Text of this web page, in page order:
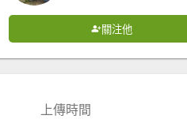
關注他
上傳時間